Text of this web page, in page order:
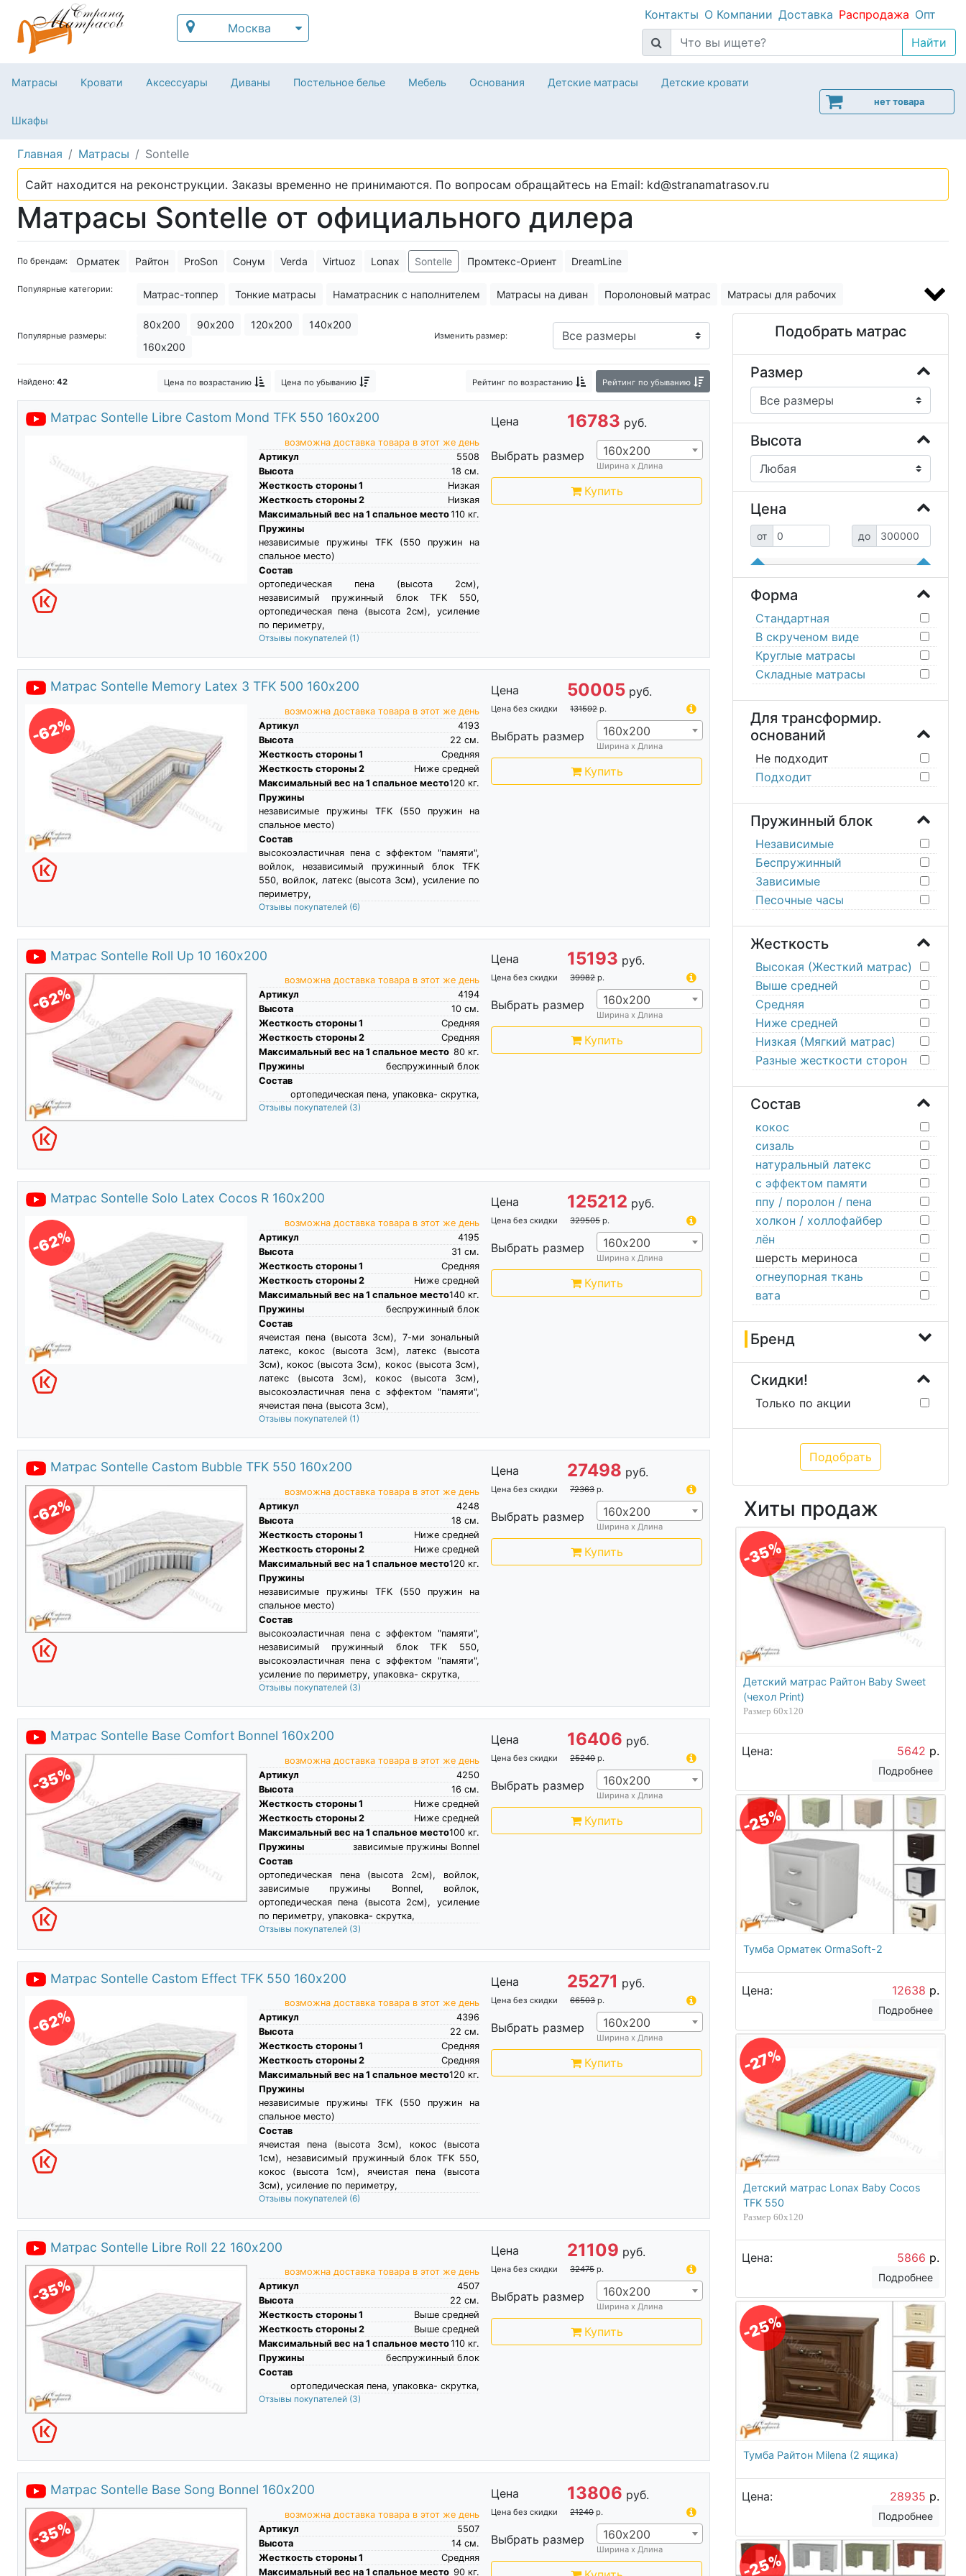
Москва
Контакты О Компании Доставка Распродажа Опт
Матрасы Кровати Аксессуары Диваны Постельное белье Мебель Основания Детские матрасы Детские кровати
Шкафы
нет товара
Главная Матрасы Sontelle
Сайт находится на реконструкции. Заказы временно не принимаются. По вопросам обращайтесь на Email: kd@stranamatrasov.ru
Матрасы Sontelle от официального дилера
По брендам: Орматек Райтон ProSon Сонум Verda Virtuoz Lonax Sontelle Промтекс-Ориент DreamLine
Популярные категории: Матрас-топпер Тонкие матрасы Наматрасник с наполнителем Матрасы на диван Поролоновый матрас Матрасы для рабочих
Матрас для сна Пружинные матрасы Матрас с искусственным латексом Матрасы 30 см высотой
Спящий матрас Релакс матрасы Матрас Плюс Матрас Balance
Пуф-матрасы складные
Популярные размеры:
80х200 90х200 120х200
140х200
160х200
Изменить размер:
Найдено: 42 Цена по возрастанию Цена по убыванию Рейтинг по возрастанию Рейтинг по убыванию
Матрас Sontelle Libre Castom Mond TFK 550 160х200
возможна доставка товара в этот же день
Артикул
5508
Высота
см.
18
Жесткость стороны 1
Низкая
Жесткость стороны 2
Низкая
Максимальный вес на 1 спальное место
кг.
110
Пружины
независимые пружины TFK (550 пружин на
спальное место)
Состав
ортопедическая пена (высота 2см),
независимый пружинный блок TFK 550,
ортопедическая пена (высота 2см), усиление
по периметру,
Отзывы покупателей (1)
Цена 16783 руб.
Выбрать размер 160х200
Ширина х Длина
Купить
Матрас Sontelle Memory Latex 3 TFK 500 160х200
-62%
возможна доставка товара в этот же день
Артикул
4193
Высота
см.
22
Жесткость стороны 1
Средняя
Жесткость стороны 2
Ниже средней
Максимальный вес на 1 спальное место
кг.
120
Пружины
независимые пружины TFK (550 пружин на
спальное место)
Состав
высокоэластичная пена c эффектом "памяти",
войлок, независимый пружинный блок TFK
550, войлок, латекс (высота 3см), усиление по
периметру,
Отзывы покупателей (6)
Цена 50005 руб.
Цена без скидки 131592 р.
Выбрать размер 160х200
Ширина х Длина
Купить
Матрас Sontelle Roll Up 10 160х200
-62%
возможна доставка товара в этот же день
Артикул
4194
Высота
см.
10
Жесткость стороны 1
Средняя
Жесткость стороны 2
Средняя
Максимальный вес на 1 спальное место
кг.
80
Пружины
беспружинный блок
Состав
ортопедическая пена, упаковка- скрутка,
Отзывы покупателей (3)
Цена 15193 руб.
Цена без скидки 39982 р.
Выбрать размер 160х200
Ширина х Длина
Купить
Матрас Sontelle Solo Latex Cocos R 160х200
-62%
возможна доставка товара в этот же день
Артикул
4195
Высота
см.
31
Жесткость стороны 1
Средняя
Жесткость стороны 2
Ниже средней
Максимальный вес на 1 спальное место
кг.
140
Пружины
беспружинный блок
Состав
ячеистая пена (высота 3см), 7-ми зональный
латекс, кокос (высота 3см), латекс (высота
3см), кокос (высота 3см), кокос (высота 3см),
латекс (высота 3см), кокос (высота 3см),
высокоэластичная пена c эффектом "памяти",
ячеистая пена (высота 3см),
Отзывы покупателей (1)
Цена 125212 руб.
Цена без скидки 329505 р.
Выбрать размер 160х200
Ширина х Длина
Купить
Матрас Sontelle Castom Bubble TFK 550 160х200
-62%
возможна доставка товара в этот же день
Артикул
4248
Высота
см.
18
Жесткость стороны 1
Ниже средней
Жесткость стороны 2
Ниже средней
Максимальный вес на 1 спальное место
кг.
120
Пружины
независимые пружины TFK (550 пружин на
спальное место)
Состав
высокоэластичная пена c эффектом "памяти",
независимый пружинный блок TFK 550,
высокоэластичная пена c эффектом "памяти",
усиление по периметру, упаковка- скрутка,
Отзывы покупателей (3)
Цена 27498 руб.
Цена без скидки 72363 р.
Выбрать размер 160х200
Ширина х Длина
Купить
Матрас Sontelle Base Comfort Bonnel 160х200
-35%
возможна доставка товара в этот же день
Артикул
4250
Высота
см.
16
Жесткость стороны 1
Ниже средней
Жесткость стороны 2
Ниже средней
Максимальный вес на 1 спальное место
кг.
100
Пружины
зависимые пружины Bonnel
Состав
ортопедическая пена (высота 2см), войлок,
зависимые пружины Bonnel, войлок,
ортопедическая пена (высота 2см), усиление
по периметру, упаковка- скрутка,
Отзывы покупателей (3)
Цена 16406 руб.
Цена без скидки 25240 р.
Выбрать размер 160х200
Ширина х Длина
Купить
Матрас Sontelle Castom Effect TFK 550 160х200
-62%
возможна доставка товара в этот же день
Артикул
4396
Высота
см.
22
Жесткость стороны 1
Средняя
Жесткость стороны 2
Средняя
Максимальный вес на 1 спальное место
кг.
120
Пружины
независимые пружины TFK (550 пружин на
спальное место)
Состав
ячеистая пена (высота 3см), кокос (высота
1см), независимый пружинный блок TFK 550,
кокос (высота 1см), ячеистая пена (высота
3см), усиление по периметру,
Отзывы покупателей (6)
Цена 25271 руб.
Цена без скидки 66503 р.
Выбрать размер 160х200
Ширина х Длина
Купить
Матрас Sontelle Libre Roll 22 160х200
-35%
возможна доставка товара в этот же день
Артикул
4507
Высота
см.
22
Жесткость стороны 1
Выше средней
Жесткость стороны 2
Выше средней
Максимальный вес на 1 спальное место
кг.
110
Пружины
беспружинный блок
Состав
ортопедическая пена, упаковка- скрутка,
Отзывы покупателей (3)
Цена 21109 руб.
Цена без скидки 32475 р.
Выбрать размер 160х200
Ширина х Длина
Купить
Матрас Sontelle Base Song Bonnel 160х200
-35%
возможна доставка товара в этот же день
Артикул
5507
Высота
см.
14
Жесткость стороны 1
Средняя
Максимальный вес на 1 спальное место
кг.
90
Цена 13806 руб.
Цена без скидки 21240 р.
Выбрать размер 160х200
Ширина х Длина
Подобрать матрас
Размер
Высота
Цена
от до
Форма
Стандартная
В скрученом виде
Круглые матрасы
Складные матрасы
Для трансформир.
оснований
Не подходит
Подходит
Пружинный блок
Независимые
Беспружинный
Зависимые
Песочные часы
Жесткость
Высокая (Жесткий матрас)
Выше средней
Средняя
Ниже средней
Низкая (Мягкий матрас)
Разные жесткости сторон
Состав
кокос
сизаль
натуральный латекс
с эффектом памяти
ппу / поролон / пена
холкон / холлофайбер
лён
шерсть мериноса
огнеупорная ткань
вата
Бренд
Скидки!
Только по акции
Хиты продаж
-35%
Детский матрас Райтон Baby Sweet
(чехол Print)
Размер 60х120
Цена: 5642 р.
Подробнее
-25%
Тумба Орматек OrmaSoft-2
Цена: 12638 р.
Подробнее
-27%
Детский матрас Lonax Baby Cocos
TFK 550
Размер 60х120
Цена: 5866 р.
Подробнее
-25%
Тумба Райтон Milena (2 ящика)
Цена: 28935 р.
Подробнее
-25%